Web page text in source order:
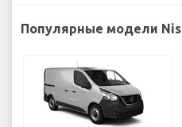
Популярные модели